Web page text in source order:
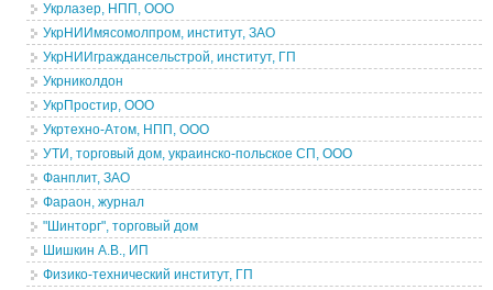
Укрлазер, НПП, ООО
УкрНИИмясомолпром, институт, ЗАО
УкрНИИграждансельстрой, институт, ГП
Укрниколдон
УкрПростир, ООО
Укртехно-Атом, НПП, ООО
УТИ, торговый дом, украинско-польское СП, ООО
Фанплит, ЗАО
Фараон, журнал
"Шинторг", торговый дом
Шишкин А.В., ИП
Физико-технический институт, ГП